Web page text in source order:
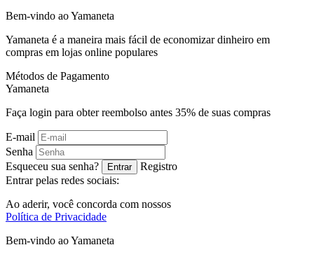
Bem-vindo aoYamaneta
Yamaneta é a maneira mais fácil de economizar dinheiro em
compras em lojas online populares
Métodos de Pagamento
Yamaneta
Faça login para obter reembolso antes 35% de suas compras
E-mail
Senha
Esqueceu sua senha?
Entrar
Registro
Entrar pelas redes sociais:
Ao aderir, você concorda com nossos
Política de Privacidade
Bem-vindo aoYamaneta